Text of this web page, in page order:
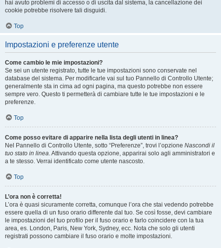
hai avuto problemi di accesso o di uscita dal sistema, la cancellazione dei
cookie potrebbe risolvere tali disguidi.
Top
Impostazioni e preferenze utente
Come cambio le mie impostazioni?
Se sei un utente registrato, tutte le tue impostazioni sono conservate nel
database del sistema. Per modificarle vai sul tuo Pannello di Controllo Utente;
generalmente sta in cima ad ogni pagina, ma questo potrebbe non essere
sempre vero. Questo ti permetterà di cambiare tutte le tue impostazioni e le
preferenze.
Top
Come posso evitare di apparire nella lista degli utenti in linea?
Nel Pannello di Controllo Utente, sotto “Preferenze”, trovi l’opzione Nascondi il
tuo stato in linea. Attivando questa opzione, apparirai solo agli amministratori e
a te stesso. Verrai identificato come utente nascosto.
Top
L’ora non è corretta!
L’ora è quasi sicuramente corretta, comunque l’ora che stai vedendo potrebbe
essere quella di un fuso orario differente dal tuo. Se così fosse, devi cambiare
le impostazioni del tuo profilo per il fuso orario e farlo coincidere con la tua
area, es. London, Paris, New York, Sydney, ecc. Nota che solo gli utenti
registrati possono cambiare il fuso orario e molte impostazioni.